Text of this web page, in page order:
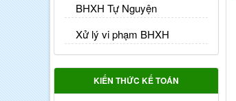
BHXH Tự Nguyện
Xử lý vi phạm BHXH
KIẾN THỨC KẾ TOÁN